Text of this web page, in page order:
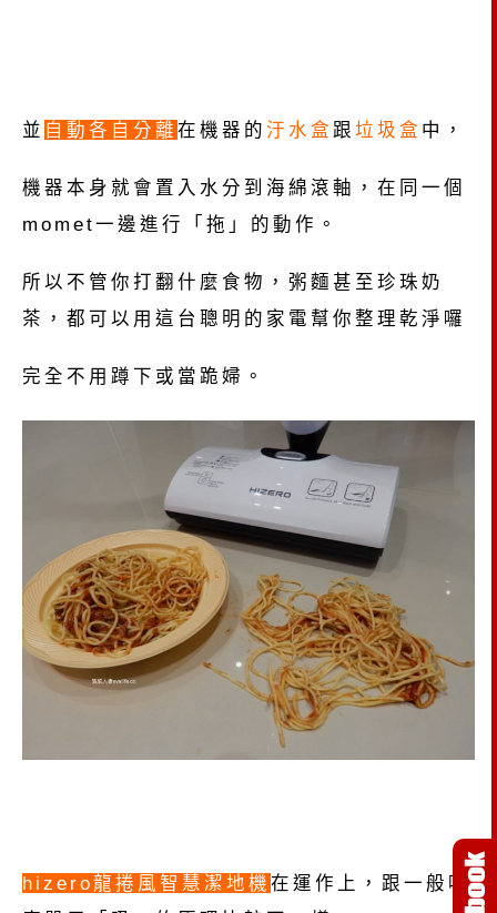
並 自動各自分離 在機器的 汙水盒 跟 垃圾盒 中，
機器本身就會置入水分到海綿滾軸，在同一個
momet一邊進行「拖」的動作。
所以不管你打翻什麼食物，粥麵甚至珍珠奶
茶，都可以用這台聰明的家電幫你整理乾淨囉
完全不用蹲下或當跪婦。
hizero龍捲風智慧潔地機 在運作上，跟一般吸